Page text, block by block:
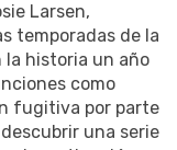
Larsen,
temporadas de la
la historia un año
como
fugitiva por parte
una serie